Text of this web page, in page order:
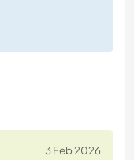
3 Feb 2026